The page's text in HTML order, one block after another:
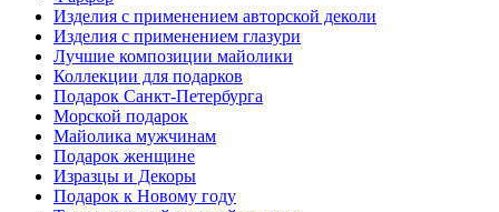
Изделия с применением авторской деколи
Изделия с применением глазури
Лучшие композиции майолики
Коллекции для подарков
Подарок Санкт-Петербурга
Морской подарок
Майолика мужчинам
Подарок женщине
Изразцы и Декоры
Подарок к Новому году